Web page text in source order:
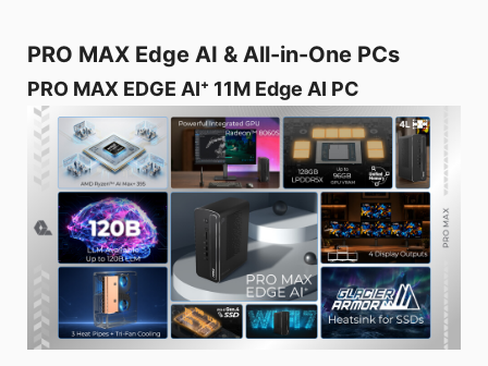
PRO MAX Edge AI & All-in-One PCs
PRO MAX EDGE AI⁺ 11M Edge AI PC